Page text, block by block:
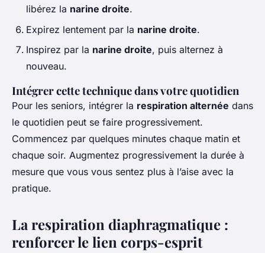
libérez la narine droite.
Expirez lentement par la narine droite.
Inspirez par la narine droite, puis alternez à
nouveau.
Intégrer cette technique dans votre quotidien
Pour les seniors, intégrer la respiration alternée dans
le quotidien peut se faire progressivement.
Commencez par quelques minutes chaque matin et
chaque soir. Augmentez progressivement la durée à
mesure que vous vous sentez plus à l’aise avec la
pratique.
La respiration diaphragmatique :
renforcer le lien corps-esprit